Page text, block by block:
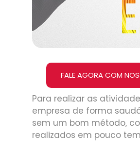
FALE AGORA COM
Para realizar as
empresa de forma
sem um bom método,
realizados em pouco